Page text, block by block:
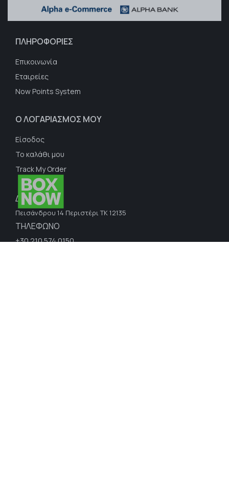
ΠΛΗΡΟΦΟΡΙΕΣ
Επικοινωνία
Εταιρείες
Now Points System
Ο ΛΟΓΑΡΙΑΣΜΟΣ ΜΟΥ
Είσοδος
Το καλάθι μου
Track My Order
ΔΙΕΥΘΥΝΣΗ
Πεισάνδρου 14 Περιστέρι ΤΚ 12135
ΤΗΛΕΦΩΝΟ
+30 210 574 0150